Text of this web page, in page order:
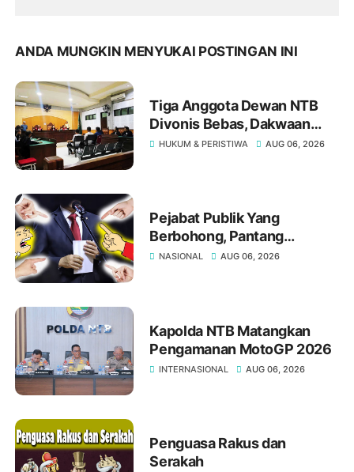
ANDA MUNGKIN MENYUKAI POSTINGAN INI
Tiga Anggota Dewan NTB
Divonis Bebas, Dakwaan
Pasal Gratifikasi Oleh JPU
HUKUM & PERISTIWA AUG 06, 2026
Pejabat Publik Yang
Berbohong, Pantang
Mengakui Kesalahan,?
NASIONAL AUG 06, 2026
Kapolda NTB Matangkan
Pengamanan MotoGP 2026
INTERNASIONAL AUG 06, 2026
Penguasa Rakus dan
Serakah